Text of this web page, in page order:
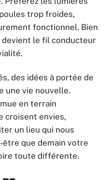
trop froides,
fonctionnel. Bien
le fil conducteur
des idées à portée de
une vie nouvelle.
en terrain
croisent envies,
un lieu qui nous
être que demain votre
toute différente.